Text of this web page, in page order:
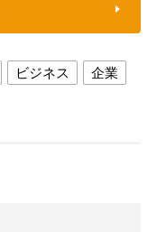
ビジネス
企業